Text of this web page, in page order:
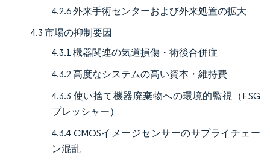
4.2.6 外来手術センターおよび外来処置の拡大
4.3 市場の抑制要因
4.3.1 機器関連の気道損傷・術後合併症
4.3.2 高度なシステムの高い資本・維持費
4.3.3 使い捨て機器廃棄物への環境的監視（ESG
プレッシャー）
4.3.4 CMOSイメージセンサーのサプライチェー
ン混乱